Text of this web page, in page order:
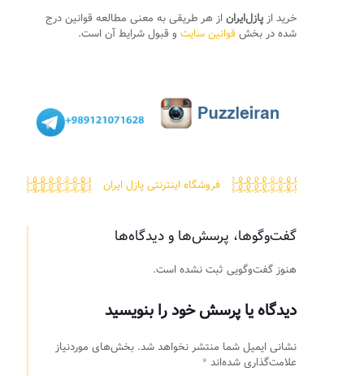
خرید از پازل‌ایران از هر طریقی به معنی مطالعه قوانین درج
شده در بخش قوانین سایت و قبول شرایط آن است.
فروشگاه اینترنتی پازل ایران
گفت‌وگوها، پرسش‌ها و دیدگاه‌ها
هنوز گفت‌وگویی ثبت نشده است.
دیدگاه یا پرسش خود را بنویسید
نشانی ایمیل شما منتشر نخواهد شد. بخش‌های موردنیاز
علامت‌گذاری شده‌اند *